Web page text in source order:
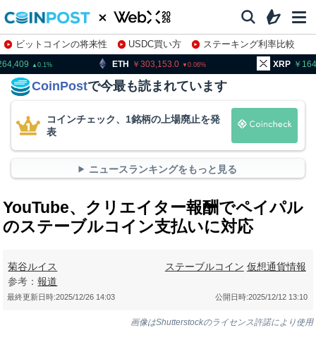
ビットコインの将来性 USDC買い方
ステーキング利率比較
株特集・関連銘柄
ETH 303,153.0 XRP 164.45
CoinPostで今最も読まれています
コインチェック、1銘柄の上場廃止を発
表
ニュースランキングをもっと見る
YouTube、クリエイター報酬でペイパル
のステーブルコイン支払いに対応
菊谷ルイス
参考：報道
ステーブルコイン 仮想通貨情報
公開日時:2025/12/12 13:10
最終更新日時:2025/12/26 14:03
画像はShutterstockのライセンス許諾により使用